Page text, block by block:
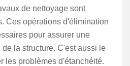
de nettoyage sont
Ces opérations d'élimination
pour assurer une
la structure. C'est aussi le
les problèmes d'étanchéité.